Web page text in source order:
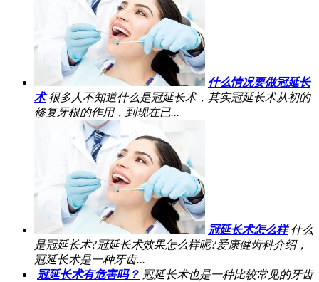
什么情况要做冠延长
术 很多人不知道什么是冠延长术，其实冠延长术从初的
修复牙根的作用，到现在已...
冠延长术怎么样 什么
是冠延长术?冠延长术效果怎么样呢?爱康健齿科介绍，
冠延长术是一种牙齿...
冠延长术有危害吗？ 冠延长术也是一种比较常见的牙齿